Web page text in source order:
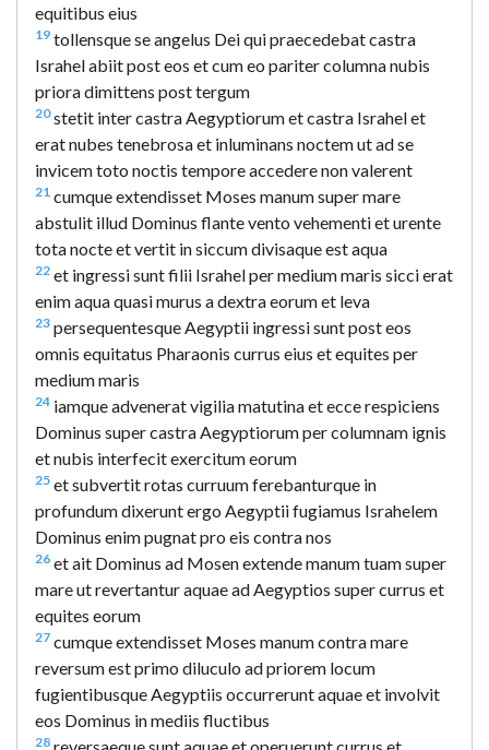
equitibus eius
19 tollensque se angelus Dei qui praecedebat castra
Israhel abiit post eos et cum eo pariter columna nubis
priora dimittens post tergum
20stetit inter castra Aegyptiorum et castra Israhel et
erat nubes tenebrosa et inluminans noctem ut ad se
invicem toto noctis tempore accedere non valerent
21 cumque extendisset Moses manum super mare
abstulit illud Dominus flante vento vehementi et urente
tota nocte et vertit in siccum divisaque est aqua
22 et ingressi sunt filii Israhel per medium maris sicci erat
enim aqua quasi murus a dextra eorum et leva
23 persequentesque Aegyptii ingressi sunt post eos
omnis equitatus Pharaonis currus eius et equites per
medium maris
24 iamque advenerat vigilia matutina et ecce respiciens
Dominus super castra Aegyptiorum per columnam ignis
et nubis interfecit exercitum eorum
25 et subvertit rotas curruum ferebanturque in
profundum dixerunt ergo Aegyptii fugiamus Israhelem
Dominus enim pugnat pro eis contra nos
26 et ait Dominus ad Mosen extende manum tuam super
mare ut revertantur aquae ad Aegyptios super currus et
equites eorum
27 cumque extendisset Moses manum contra mare
reversum est primo diluculo ad priorem locum
fugientibusque Aegyptiis occurrerunt aquae et involvit
eos Dominus in mediis fluctibus
28 reversaeque sunt aquae et operuerunt currus et